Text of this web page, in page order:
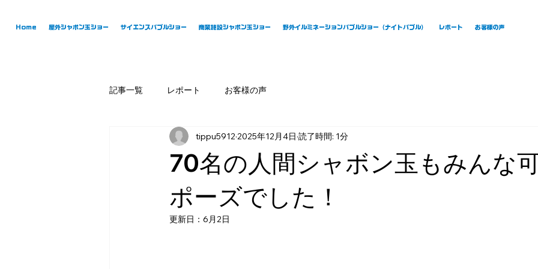
Home 屋外シャボン玉ショー サイエンスバブルショー 商業施設シャボン玉ショー 野外イルミネーションバブルショー（ナイトバブル） レポート お客様の声
記事一覧 レポート お客様の声
70名の人間シャボン玉もみんな
ポーズでした！
tippu5912 2025年12月4日 読了時間: 1分
更新日： 6月2日